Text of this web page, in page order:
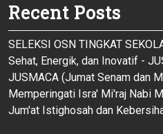
Recent Posts
SELEKSI OSN TINGKAT
Sehat, Energik, dan Inovatif -
JUSMACA (Jumat Senam dan
Memperingati Isra' Mi'raj Nabi
Jum'at Istighosah dan